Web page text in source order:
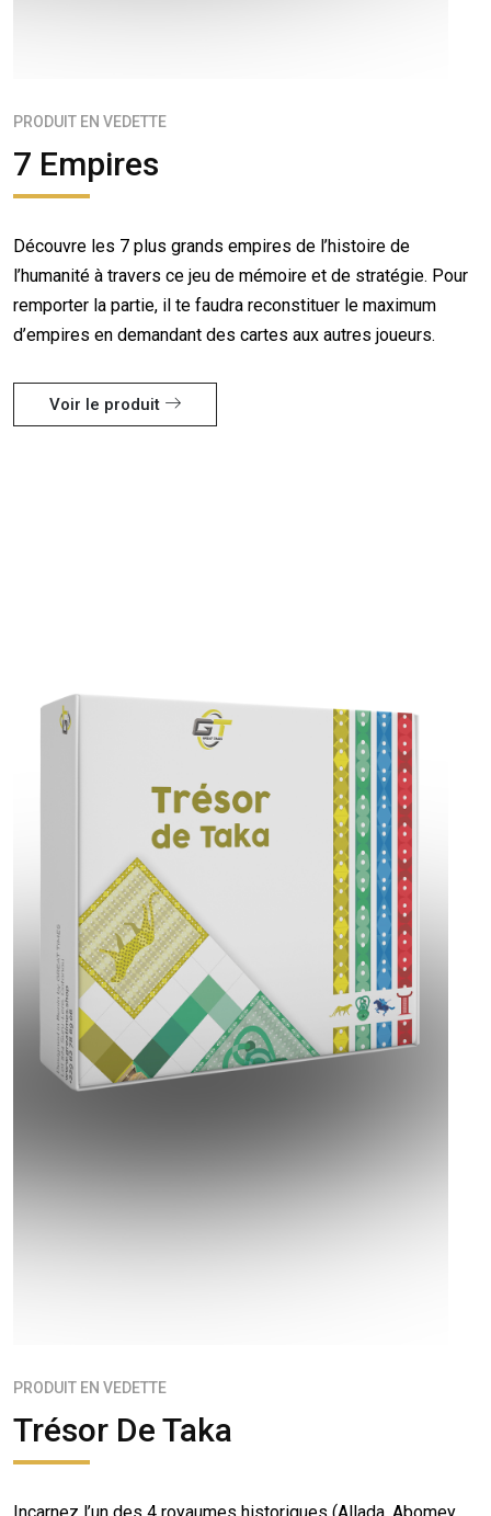
PRODUIT EN VEDETTE
7 Empires
Découvre les 7 plus grands empires de l’histoire de
l’humanité à travers ce jeu de mémoire et de stratégie. Pour
remporter la partie, il te faudra reconstituer le maximum
d’empires en demandant des cartes aux autres joueurs.
Voir le produit
PRODUIT EN VEDETTE
Trésor De Taka